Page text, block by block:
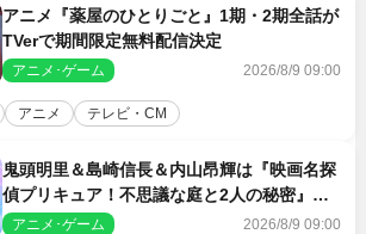
アニメ『薬屋のひとりごと』1期・2期全話が
TVerで期間限定無料配信決定
アニメ･ゲーム 2026/8/9 09:00
アニメ テレビ・CM
鬼頭明里＆島崎信長＆内山昂輝は『映画名探
偵プリキュア！不思議な庭と2人の秘密』ゲ
スト声優に決定
アニメ･ゲーム 2026/8/9 09:00